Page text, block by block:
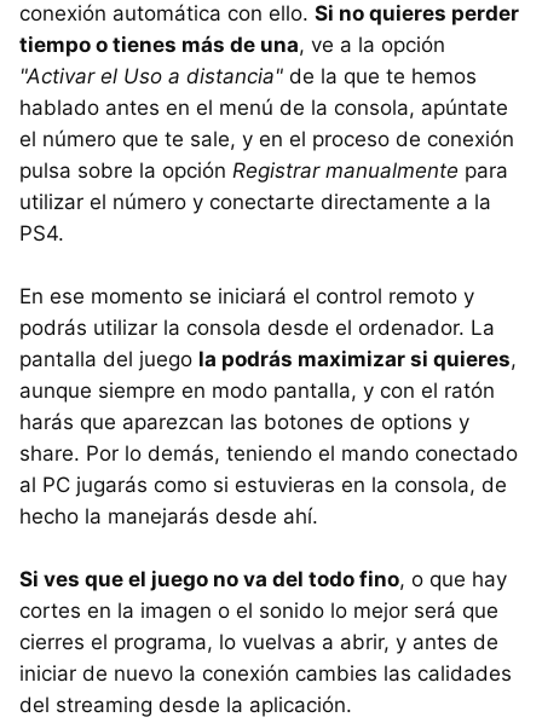
conexión automática con ello. Si no quieres perder
tiempo o tienes más de una, ve a la opción
"Activar el Uso a distancia" de la que te hemos
hablado antes en el menú de la consola, apúntate
el número que te sale, y en el proceso de conexión
pulsa sobre la opción Registrar manualmente para
utilizar el número y conectarte directamente a la
PS4.
En ese momento se iniciará el control remoto y
podrás utilizar la consola desde el ordenador. La
pantalla del juego la podrás maximizar si quieres,
aunque siempre en modo pantalla, y con el ratón
harás que aparezcan las botones de options y
share. Por lo demás, teniendo el mando conectado
al PC jugarás como si estuvieras en la consola, de
hecho la manejarás desde ahí.
Si ves que el juego no va del todo fino, o que hay
cortes en la imagen o el sonido lo mejor será que
cierres el programa, lo vuelvas a abrir, y antes de
iniciar de nuevo la conexión cambies las calidades
del streaming desde la aplicación.